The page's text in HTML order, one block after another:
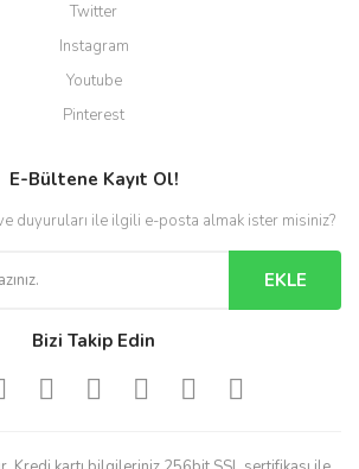
Twitter
Instagram
Youtube
Pinterest
E-Bültene Kayıt Ol!
duyuruları ile ilgili e-posta almak ister misiniz?
EKLE
Bizi Takip Edin